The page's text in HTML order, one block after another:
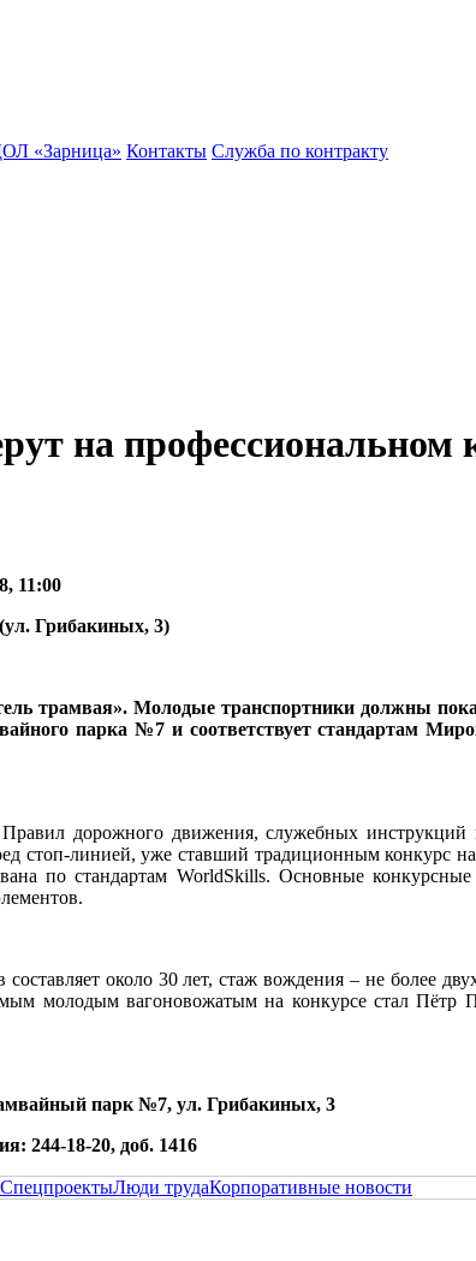
«Зарница» Контакты Служба по контракту
на профессиональном
11:00
Грибакиных, 3)
трамвая». Молодые транспортники должны
парка №7 и соответствует стандартам
дорожного движения, служебных
стоп-линией, уже ставший традиционным конкурс
по стандартам WorldSkills. Основные
около 30 лет, стаж вождения – не более
молодым вагоновожатым на конкурсе стал Пётр
парк №7, ул. Грибакиных, 3
244-18-20, доб. 1416
СпецпроектыЛюди трудаКорпоративные новости